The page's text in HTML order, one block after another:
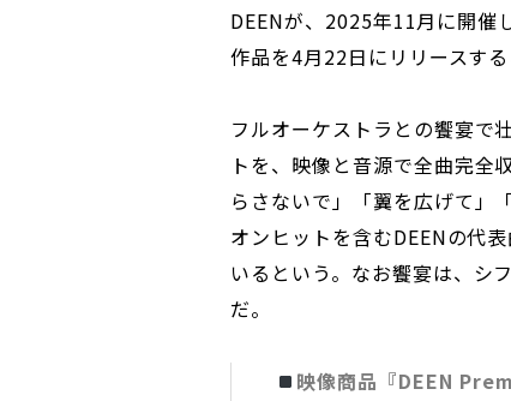
DEENが、2025年11月に開催
作品を4月22日にリリースする
フルオーケストラとの饗宴で
トを、映像と音源で全曲完全
らさないで」「翼を広げて」
オンヒットを含むDEENの代
いるという。なお饗宴は、シ
だ。
映像商品『DEEN